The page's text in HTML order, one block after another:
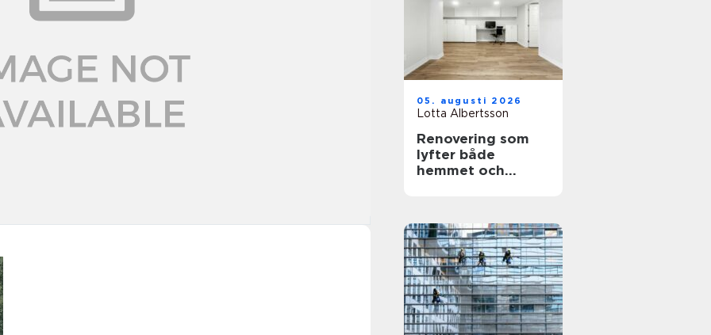
05. augusti 2026
Lotta Albertsson
Renovering som
lyfter både
hemmet och